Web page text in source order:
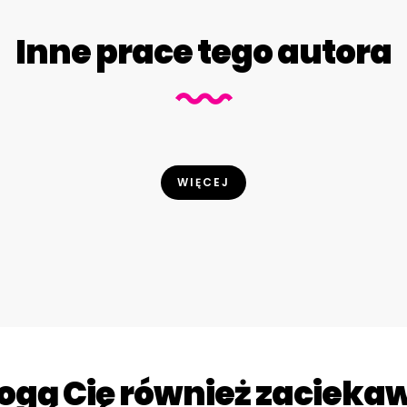
Inne prace tego autora
WIĘCEJ
Cię również